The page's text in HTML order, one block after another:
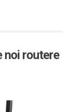
noi routere